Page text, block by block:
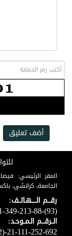
أضف تعليق
المقر الرئيسي:
الجامعة، كراتشي،
رقـــم الـــــهـاتــف:
349-213-88-(93)
الــرقـــم الـمــوحـد:
21-111-252-692